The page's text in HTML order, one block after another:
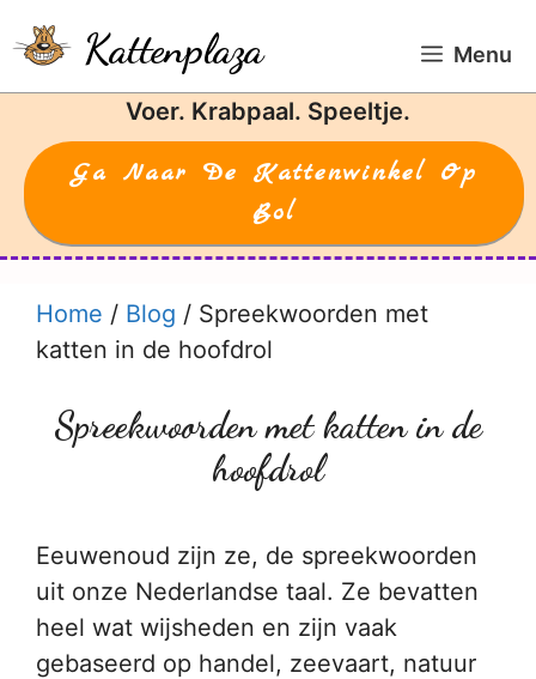
naar
de
Kattenplaza Menu
Voer. Krabpaal. Speeltje.
Ga Naar De Kattenwinkel Op
Bol
Home / Blog / Spreekwoorden met
katten in de hoofdrol
Spreekwoorden met katten in de
hoofdrol
Eeuwenoud zijn ze, de spreekwoorden
uit onze Nederlandse taal. Ze bevatten
heel wat wijsheden en zijn vaak
gebaseerd op handel, zeevaart, natuur